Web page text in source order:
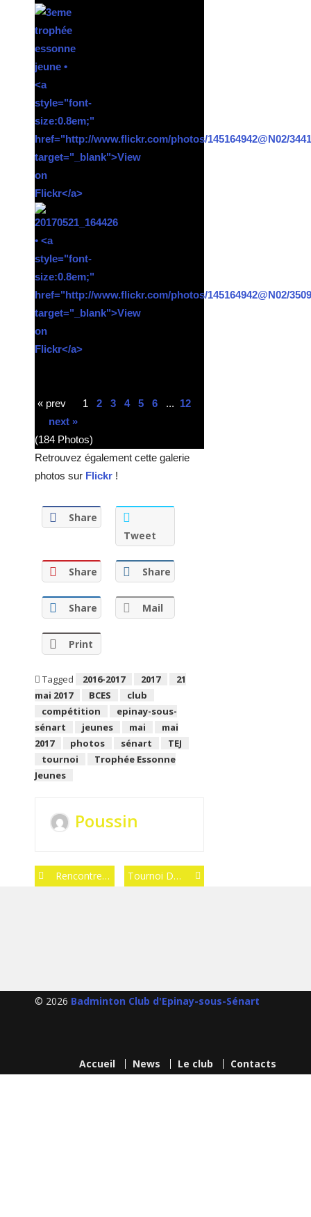
« prev 1 2 3 4 5 6 ... 12
next »
(184 Photos)
Retrouvez également cette galerie
photos sur Flickr !
Share
Tweet
Share Share
Share Mail
Print
Tagged 2016-2017 2017
21
mai 2017
BCES
club
compétition
epinay-sous-
sénart
jeunes mai
mai
2017
photos sénart
TEJ
tournoi
Trophée Essonne
Jeunes
Poussin
PostRencontre Amicale À Nandy 2017 : Photos Tournoi De Fontainebleau 2017
© 2026 Badminton Club d'Epinay-sous-Sénart
Accueil News Le club Contacts